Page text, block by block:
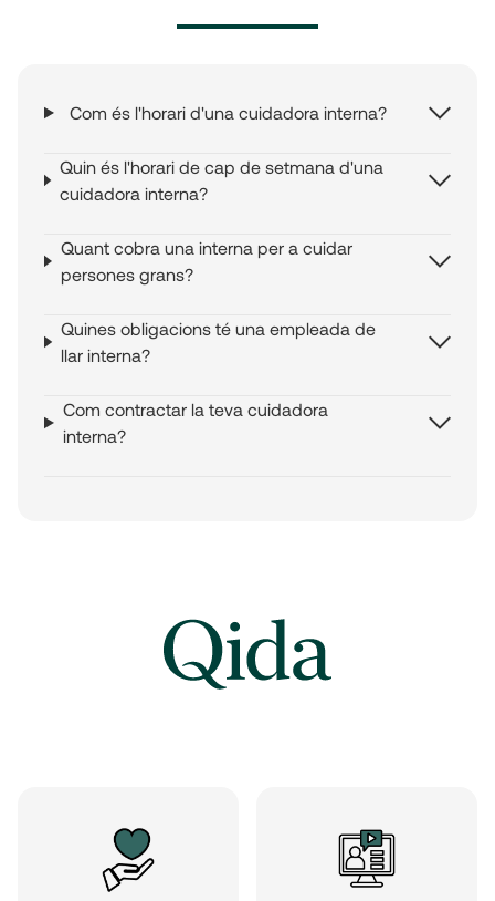
Com és l'horari d'una cuidadora interna?
Quin és l'horari de cap de setmana d'una
cuidadora interna?
Quant cobra una interna per a cuidar
persones grans?
Quines obligacions té una empleada de
llar interna?
Com contractar la teva cuidadora
interna?